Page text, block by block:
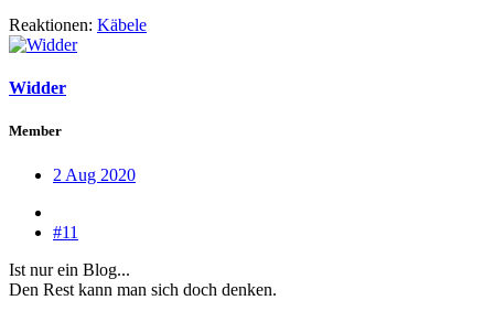
Reaktionen: Käbele
Widder
Member
2 Aug 2020
#11
Ist nur ein Blog...
Den Rest kann man sich doch denken.